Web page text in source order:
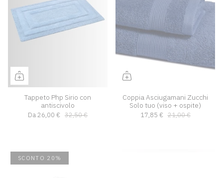
Tappeto Php Sirio con
antiscivolo
Da26,00 € 32,50 €
Coppia Asciugamani Zucchi
Solo tuo (viso + ospite)
17,85 € 21,00 €
SCONTO 20%